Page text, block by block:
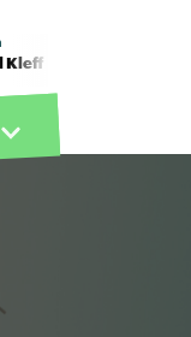
don't know" von